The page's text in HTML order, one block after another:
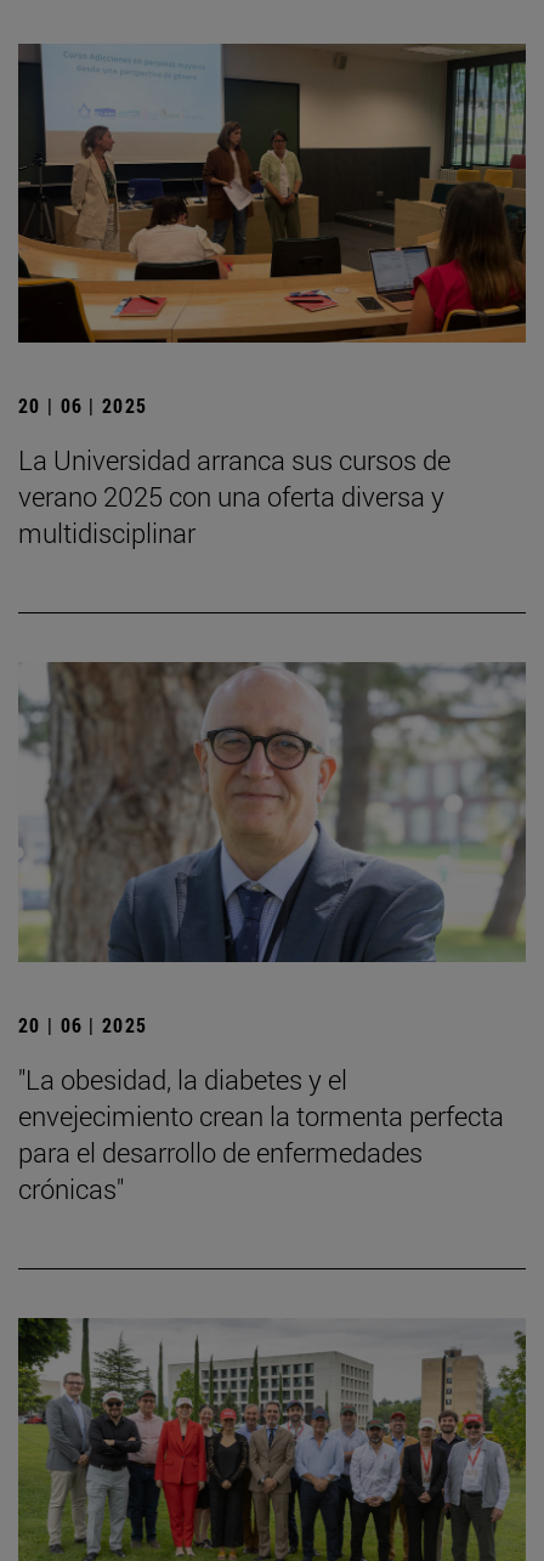
20 | 06 | 2025
La Universidad arranca sus cursos de
verano 2025 con una oferta diversa y
multidisciplinar
20 | 06 | 2025
"La obesidad, la diabetes y el
envejecimiento crean la tormenta perfecta
para el desarrollo de enfermedades
crónicas"